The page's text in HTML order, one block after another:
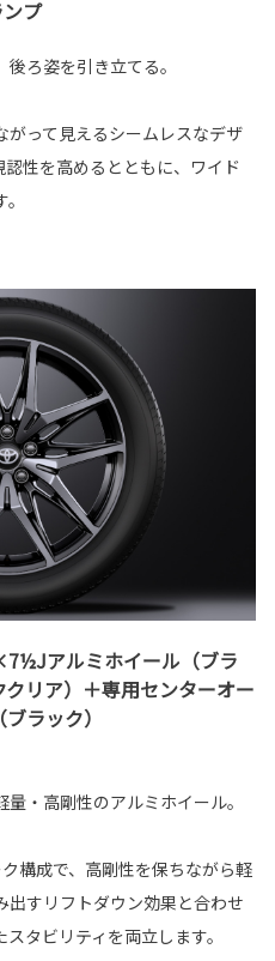
プ
ろ姿を引き立てる。
がって見えるシームレスなデザ
性を高めるとともに、ワイド
アルミホイール（ブラ
リア）＋専用センターオー
ラック）
・高剛性のアルミホイール。
構成で、高剛性を保ちながら軽
出すリフトダウン効果と合わせ
タビリティを両立します。